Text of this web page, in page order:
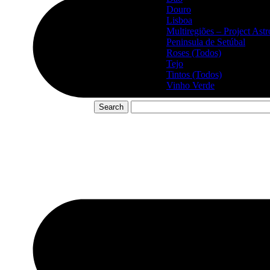
Douro
Lisboa
Multiregiões – Project
Peninsula de Setúbal
Roses (Todos)
Tejo
Tintos (Todos)
Vinho Verde
Search